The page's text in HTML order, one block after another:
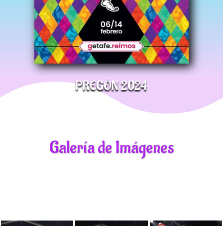
PREGÓN 2024
Galería de Imágenes